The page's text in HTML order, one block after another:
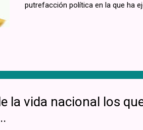
putrefacción política en la que ha
la vida nacional los